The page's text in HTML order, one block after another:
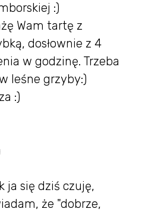
:)
Wam tartę z
dosłownie z 4
w godzinę. Trzeba
leśne grzyby:)
:)
ja się dziś czuję,
że "dobrze,